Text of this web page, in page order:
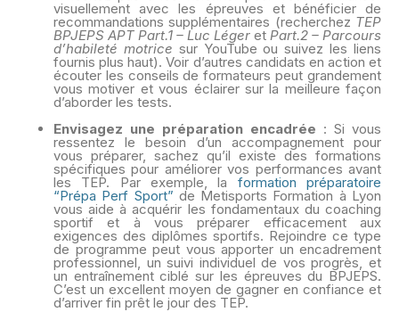
visuellement avec les épreuves et bénéficier de
recommandations supplémentaires (recherchez TEP
BPJEPS APT Part.1 – Luc Léger et Part.2 – Parcours
d’habileté motrice sur YouTube ou suivez les liens
fournis plus haut). Voir d’autres candidats en action et
écouter les conseils de formateurs peut grandement
vous motiver et vous éclairer sur la meilleure façon
d’aborder les tests.
Envisagez une préparation encadrée : Si vous
ressentez le besoin d’un accompagnement pour
vous préparer, sachez qu’il existe des formations
spécifiques pour améliorer vos performances avant
les TEP. Par exemple, la formation préparatoire
“Prépa Perf Sport” de Metisports Formation à Lyon
vous aide à acquérir les fondamentaux du coaching
sportif et à vous préparer efficacement aux
exigences des diplômes sportifs. Rejoindre ce type
de programme peut vous apporter un encadrement
professionnel, un suivi individuel de vos progrès, et
un entraînement ciblé sur les épreuves du BPJEPS.
C’est un excellent moyen de gagner en confiance et
d’arriver fin prêt le jour des TEP.